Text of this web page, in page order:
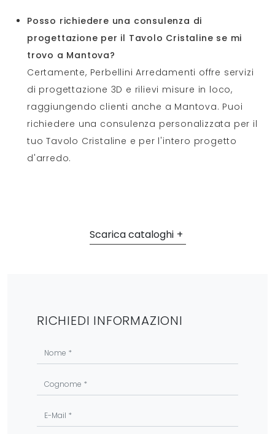
Posso richiedere una consulenza di
progettazione per il Tavolo Cristaline se mi
trovo a Mantova?
Certamente, Perbellini Arredamenti offre servizi
di progettazione 3D e rilievi misure in loco,
raggiungendo clienti anche a Mantova. Puoi
richiedere una consulenza personalizzata per il
tuo Tavolo Cristaline e per l'intero progetto
d'arredo.
Scarica cataloghi
RICHIEDI INFORMAZIONI